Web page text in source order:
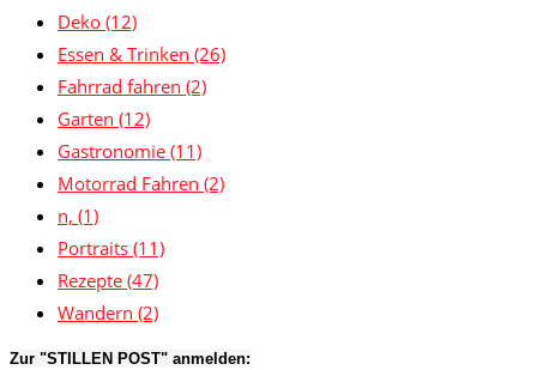
Deko (12)
Essen & Trinken (26)
Fahrrad fahren (2)
Garten (12)
Gastronomie (11)
Motorrad Fahren (2)
n, (1)
Portraits (11)
Rezepte (47)
Wandern (2)
Zur "STILLEN POST" anmelden: